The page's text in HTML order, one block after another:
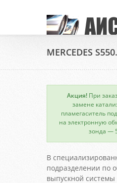
MERCEDES S550.
Акция! При
замене
пламегаситель
на электронную
зонда —
В
подразделении по
выпускной